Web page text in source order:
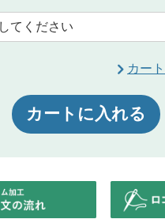
カー
カートに入れる